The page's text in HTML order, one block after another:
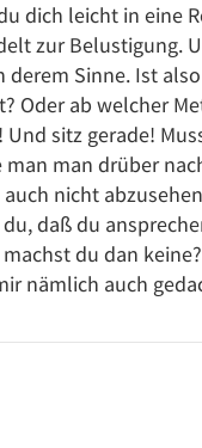
dich leicht in eine
zur Belustigung.
Sinne. Ist
Oder ab welcher
sitz gerade!
man drüber
nicht
daß du
du dan
nämlich auch